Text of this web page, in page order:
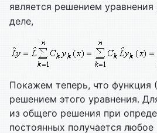
является решением уравнения
деле,
Покажем теперь, что функция
решением этого уравнения.
из общего решения при
постоянных получается